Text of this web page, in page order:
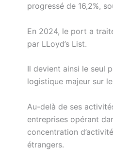
progressé de 16,2%,
En 2024, le port a
par LLoyd’s List.
Il devient ainsi le seul
logistique majeur sur
Au-delà de ses
entreprises opérant
concentration
étrangers.